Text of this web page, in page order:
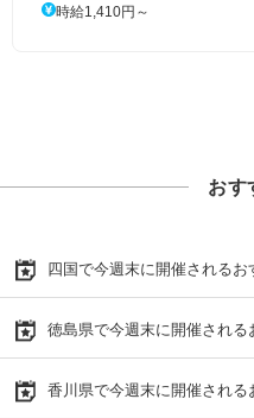
時給1,410円～
おす
四国で今週末に開催されるお
徳島県で今週末に開催される
香川県で今週末に開催される